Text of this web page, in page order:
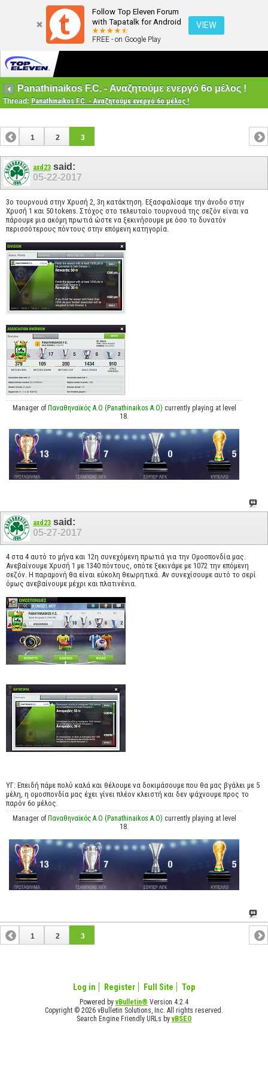
Follow Top Eleven Forum
with Tapatalk for Android
FREE - on Google Play
VIEW
Panathinaikos F.C. - Αναζητούμε ενεργό 6ο μέλος !
Thread: Panathinaikos F.C. - Αναζητούμε ενεργό 6ο μέλος !
1 2 3
axd23 said:
05-22-2017
3ο τουρνουά στην Χρυσή 2, 3η κατάκτηση. Εξασφαλίσαμε την άνοδο στην
Χρυσή 1 και 50 tokens. Στόχος στο τελευταίο τουρνουά της σεζόν είναι να
πάρουμε μια ακόμη πρωτιά ώστε να ξεκινήσουμε με όσο το δυνατόν
περισσότερους πόντους στην επόμενη κατηγορία.
Manager of Παναθηναϊκός Α.Ο (Panathinaikos A.O) currently playing at level
18.
axd23 said:
05-27-2017
4 στα 4 αυτό το μήνα και 12η συνεχόμενη πρωτιά για την Ομοσπονδία μας.
Ανεβαίνουμε Χρυσή 1 με 1340 πόντους, οπότε ξεκινάμε με 1072 την επόμενη
σεζόν. Η παραμονή θα είναι εύκολη θεωρητικά. Αν συνεχίσουμε αυτό το σερί
όμως ανεβαίνουμε μέχρι και πλατινένια.
ΥΓ: Επειδή πάμε πολύ καλά και θέλουμε να δοκιμάσουμε που θα μας βγάλει με 5
μέλη, η ομοσπονδία μας έχει γίνει πλέον κλειστή και δεν ψάχνουμε προς το
παρόν 6ο μέλος.
Manager of Παναθηναϊκός Α.Ο (Panathinaikos A.O) currently playing at level
18.
1 2 3
Log in Register Full Site Top
Powered byvBulletin® Version 4.2.4
Copyright © 2026 vBulletin Solutions, Inc. All rights reserved.
Search Engine Friendly URLs byvBSEO